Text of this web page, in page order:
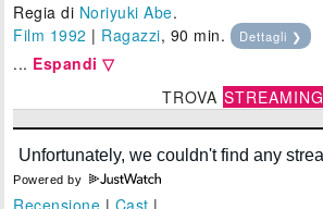
Regia di Noriyuki Abe.
Film 1992 | Ragazzi, 90 min. Dettagli ❯
... Espandi ▽
TROVA STREAMING
Powered by